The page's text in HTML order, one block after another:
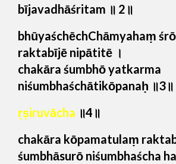
bījavadhāśritam ॥ 2॥
bhūyaśchēchChāmyahaṃ
raktabījē nipātitē ।
chakāra śumbhō yatkarma
niśumbhaśchātikōpanaḥ ॥3॥
ṛṣiruvācha ॥4॥
chakāra kōpamatulaṃ
śumbhāsurō niśumbhaścha